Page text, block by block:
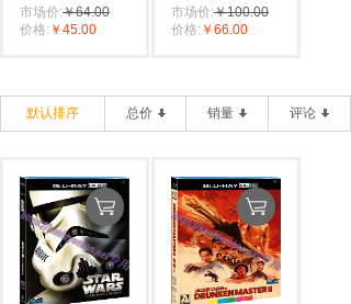
市场价:￥64.00
价格: ￥45.00
市场价:￥100.00
价格: ￥66.00
默认排序 总价 销量 评论